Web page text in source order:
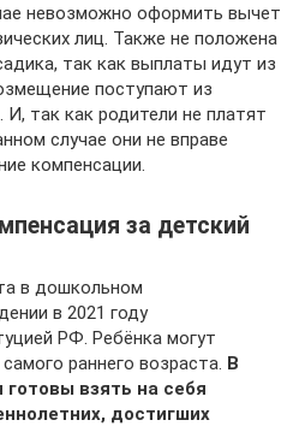
невозможно оформить вычет
лиц. Также не положена
так как выплаты идут из
поступают из
так как родители не платят
случае они не вправе
компенсации.
за детский
в дошкольном
в 2021 году
РФ. Ребёнка могут
раннего возраста. В
взять на себя
достигших